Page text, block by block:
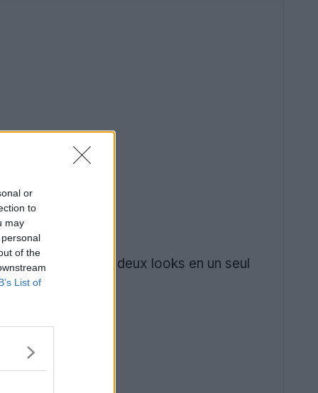
or
to
may
of the
List of
réversible - deux looks en un seul